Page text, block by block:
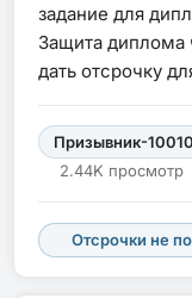
задание для
Защита
дать отсрочку
Призывник-
2.44K просмотр
Отсрочки не